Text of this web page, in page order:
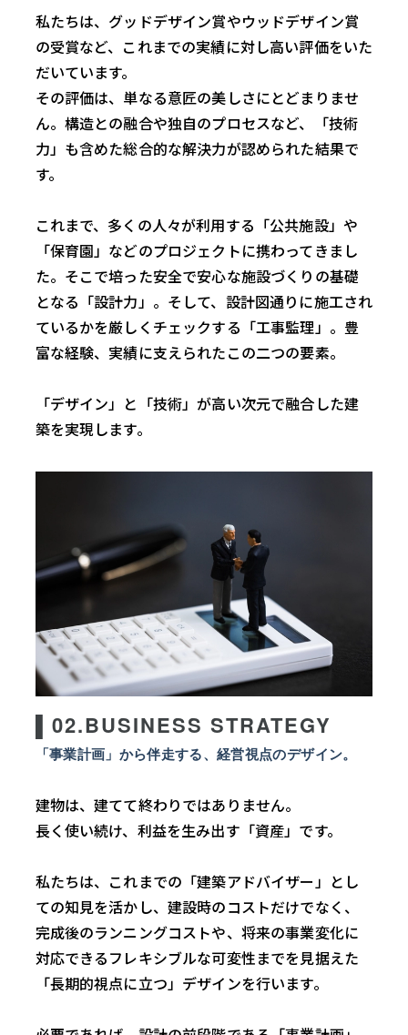
私たちは、グッドデザイン賞やウッドデザイン賞
の受賞など、これまでの実績に対し高い評価をいた
だいています。
その評価は、単なる意匠の美しさにとどまりませ
ん。構造との融合や独自のプロセスなど、「技術
力」も含めた総合的な解決力が認められた結果で
す。
これまで、多くの人々が利用する「公共施設」や
「保育園」などのプロジェクトに携わってきまし
た。そこで培った安全で安心な施設づくりの基礎
となる「設計力」。そして、設計図通りに施工され
ているかを厳しくチェックする「工事監理」。豊
富な経験、実績に支えられたこの二つの要素。
「デザイン」と「技術」が高い次元で融合した建
築を実現します。
▌02.BUSINESS STRATEGY
「事業計画」から伴走する、経営視点のデザイン。
建物は、建てて終わりではありません。
長く使い続け、利益を生み出す「資産」です。
私たちは、これまでの「建築アドバイザー」とし
ての知見を活かし、建設時のコストだけでなく、
完成後のランニングコストや、将来の事業変化に
対応できるフレキシブルな可変性までを見据えた
「長期的視点に立つ」デザインを行います。